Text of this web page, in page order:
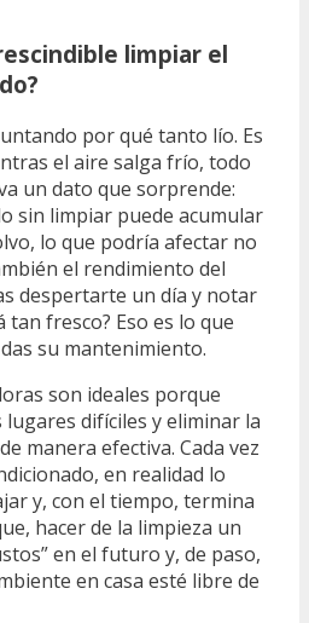
limpiar el
por qué tanto lío. Es
el aire salga frío, todo
un dato que sorprende:
sin limpiar puede acumular
lo que podría afectar no
el rendimiento del
despertarte un día y notar
tan fresco? Eso es lo que
su mantenimiento.
son ideales porque
difíciles y eliminar la
manera efectiva. Cada vez
en realidad lo
y, con el tiempo, termina
hacer de la limpieza un
en el futuro y, de paso,
en casa esté libre de